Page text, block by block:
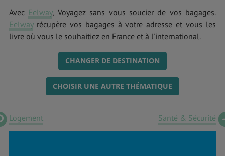
Avec Eelway, Voyagez sans vous soucier de vos bagages.
Eelwayrécupère vos bagages à votre adresse et vous les
livre où vous le souhaitiez en France et à l'international.
CHANGER DE DESTINATION
CHOISIR UNE AUTRE THÉMATIQUE
Logement Santé & Sécurité